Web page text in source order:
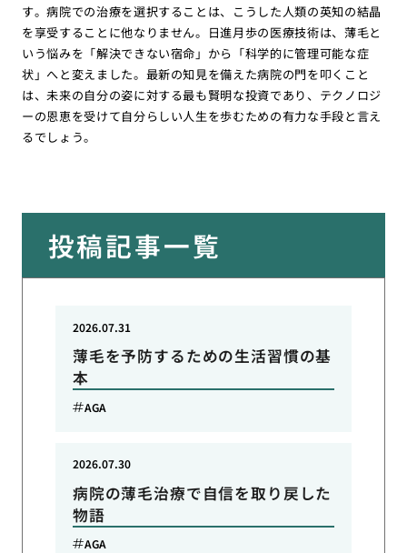
す。病院での治療を選択することは、こうした人類の英知の結晶
を享受することに他なりません。日進月歩の医療技術は、薄毛と
いう悩みを「解決できない宿命」から「科学的に管理可能な症
状」へと変えました。最新の知見を備えた病院の門を叩くこと
は、未来の自分の姿に対する最も賢明な投資であり、テクノロジ
ーの恩恵を受けて自分らしい人生を歩むための有力な手段と言え
るでしょう。
投稿記事一覧
薄毛を予防するための生活習慣の基
本
2026.07.31
AGA
病院の薄毛治療で自信を取り戻した
物語
2026.07.30
AGA